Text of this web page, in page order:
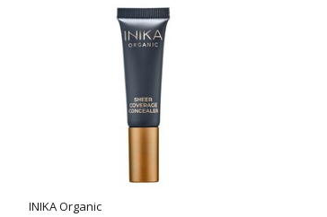
INIKA Organic